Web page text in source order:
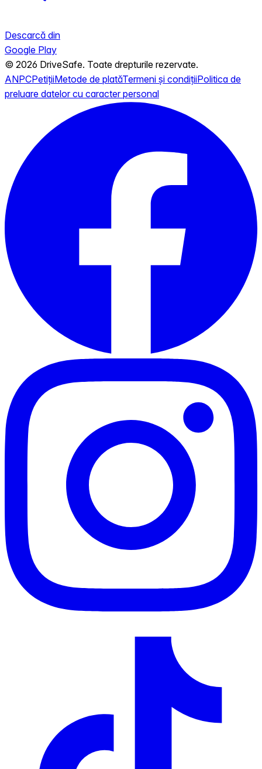
Descarcă din
Google Play
© 2026 DriveSafe. Toate drepturile rezervate.
ANPCPetițiiMetode de platăTermeni și condițiiPolitica de
preluare datelor cu caracter personal